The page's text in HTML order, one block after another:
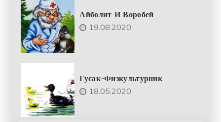
Айболит И Воробей
19.08.2020
Гусак-Физкультурник
18.05.2020